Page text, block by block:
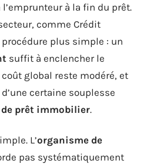
à la fin du prêt.
comme Crédit
plus simple : un
suffit à enclencher le
global reste modéré, et
certaine souplesse
prêt immobilier.
L’organisme de
pas systématiquement